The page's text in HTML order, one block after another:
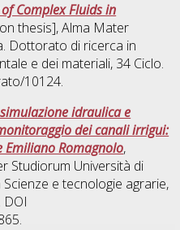
Complex Fluids in
thesis], Alma Mater
Dottorato di ricerca in
e dei materiali, 34 Ciclo.
10124.
idraulica e
dei canali irrigui:
Emiliano Romagnolo,
Studiorum Università di
Scienze e tecnologie agrarie,
DOI